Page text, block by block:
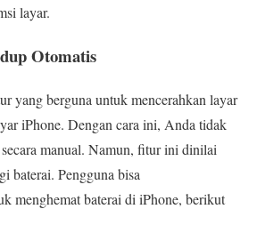
layar.
Otomatis
yang berguna untuk mencerahkan layar
iPhone. Dengan cara ini, Anda tidak
manual. Namun, fitur ini dinilai
baterai. Pengguna bisa
menghemat baterai di iPhone, berikut